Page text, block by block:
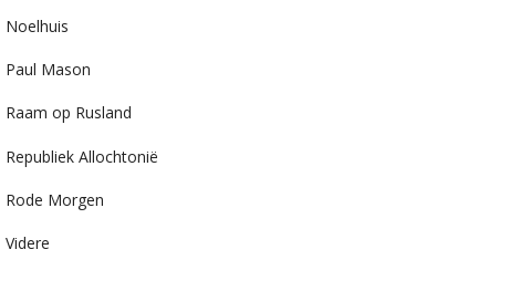
Noelhuis
Paul Mason
Raam op Rusland
Republiek Allochtonië
Rode Morgen
Videre